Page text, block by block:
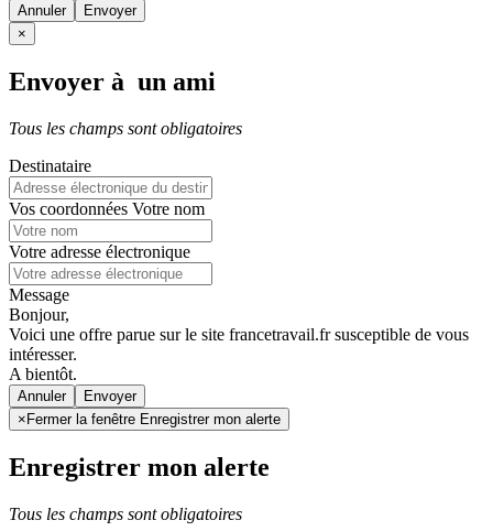
Annuler
×
Envoyer à un ami
Tous les champs sont obligatoires
Destinataire
Vos coordonnées Votre nom
Votre adresse électronique
Message
Bonjour,
Voici une offre parue sur le site francetravail.fr susceptible de vous
intéresser.
A bientôt.
Annuler
× Fermer la fenêtre Enregistrer mon alerte
Enregistrer mon alerte
Tous les champs sont obligatoires